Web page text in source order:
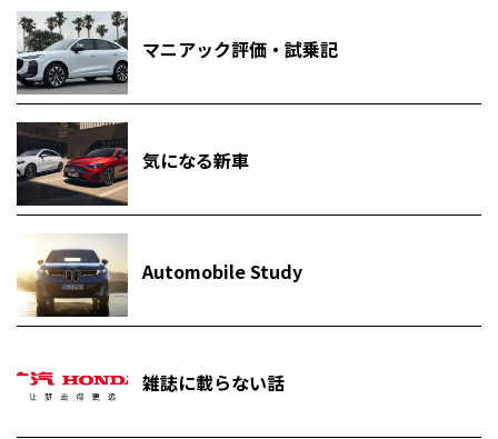
マニアック評価・試乗記
気になる新車
Automobile Study
雑誌に載らない話